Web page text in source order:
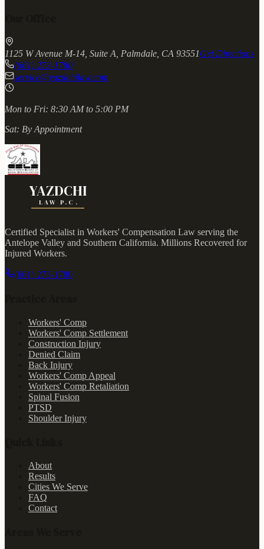
1125 W Avenue M-14, Suite A, Palmdale, CA 93551Get Directions
(661) 273-1780
service@yazdchilaw.com
Mon to Fri: 8:30 AM to 5:00 PM
Sat: By Appointment
YAZDCHI
LAW P.C.
Certified Specialist in Workers' Compensation Law serving the
Antelope Valley and Southern California. Millions Recovered for
Injured Workers.
(661) 273-1780
Workers' Comp
Workers' Comp Settlement
Construction Injury
Denied Claim
Back Injury
Workers' Comp Appeal
Workers' Comp Retaliation
Spinal Fusion
PTSD
Shoulder Injury
About
Results
Cities We Serve
FAQ
Contact